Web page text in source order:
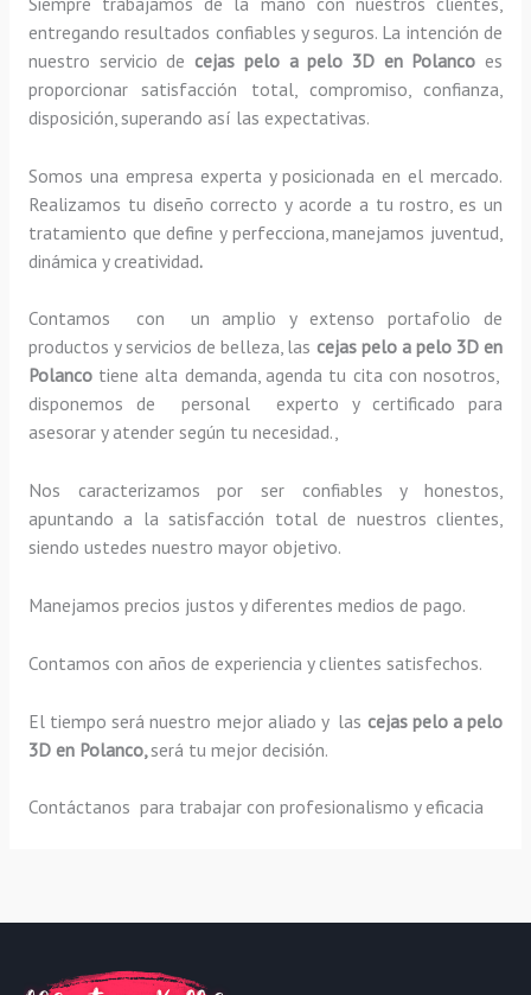
entregando resultados confiables y seguros. La intención de
nuestro servicio decejas pelo a pelo 3Den Polanco es
proporcionar satisfacción total, compromiso, confianza,
disposición, superando así las expectativas.
Somos una empresa experta y posicionada en el mercado.
Realizamos tu diseño correcto y acorde a tu rostro, es un
tratamiento que define y perfecciona, manejamos juventud,
dinámica y creatividad.
Contamos con un amplio y extenso portafolio de
productos y servicios de belleza, las cejas pelo a pelo 3D en
Polancotiene alta demanda, agenda tu cita con nosotros,
disponemos de personal experto y certificado para
asesorar y atender según tu necesidad.,
Nos caracterizamos por ser confiables y honestos,
apuntando a la satisfacción total de nuestros clientes,
siendo ustedes nuestro mayor objetivo.
Manejamos precios justos y diferentes medios de pago.
Contamos con años de experiencia y clientes satisfechos.
El tiempo será nuestro mejor aliado y las cejas pelo a pelo
3D en Polanco, será tu mejor decisión.
Contáctanos para trabajar con profesionalismo y eficacia